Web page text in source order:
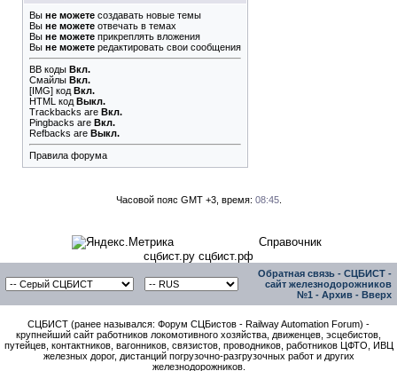
Вы не можете создавать новые темы
Вы не можете отвечать в темах
Вы не можете прикреплять вложения
Вы не можете редактировать свои сообщения
BB коды Вкл.
Смайлы Вкл.
[IMG] код Вкл.
HTML код Выкл.
Trackbacks are Вкл.
Pingbacks are Вкл.
Refbacks are Выкл.
Правила форума
Часовой пояс GMT +3, время: 08:45.
Справочник
сцбист.ру сцбист.рф
Обратная связь - СЦБИСТ -
сайт железнодорожников
№1 - Архив - Вверх
СЦБИСТ (ранее назывался: Форум СЦБистов - Railway Automation Forum) -
крупнейший сайт работников локомотивного хозяйства, движенцев, эсцебистов,
путейцев, контактников, вагонников, связистов, проводников, работников ЦФТО, ИВЦ
железных дорог, дистанций погрузочно-разгрузочных работ и других
железнодорожников.